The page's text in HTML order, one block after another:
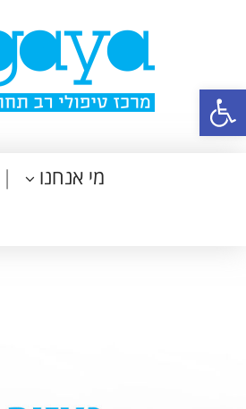
פתח סרגל נגישות
מי אנחנו